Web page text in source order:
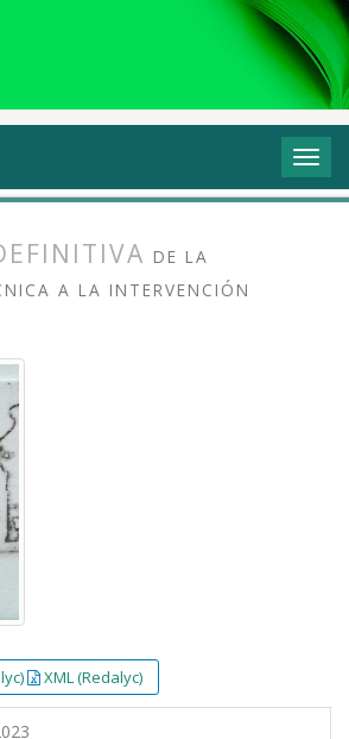
Vol. 11 Núm. 1 (2023): Grafika: Prácticas y
DE LA
A LA INTERVENCIÓN
XML (Redalyc)